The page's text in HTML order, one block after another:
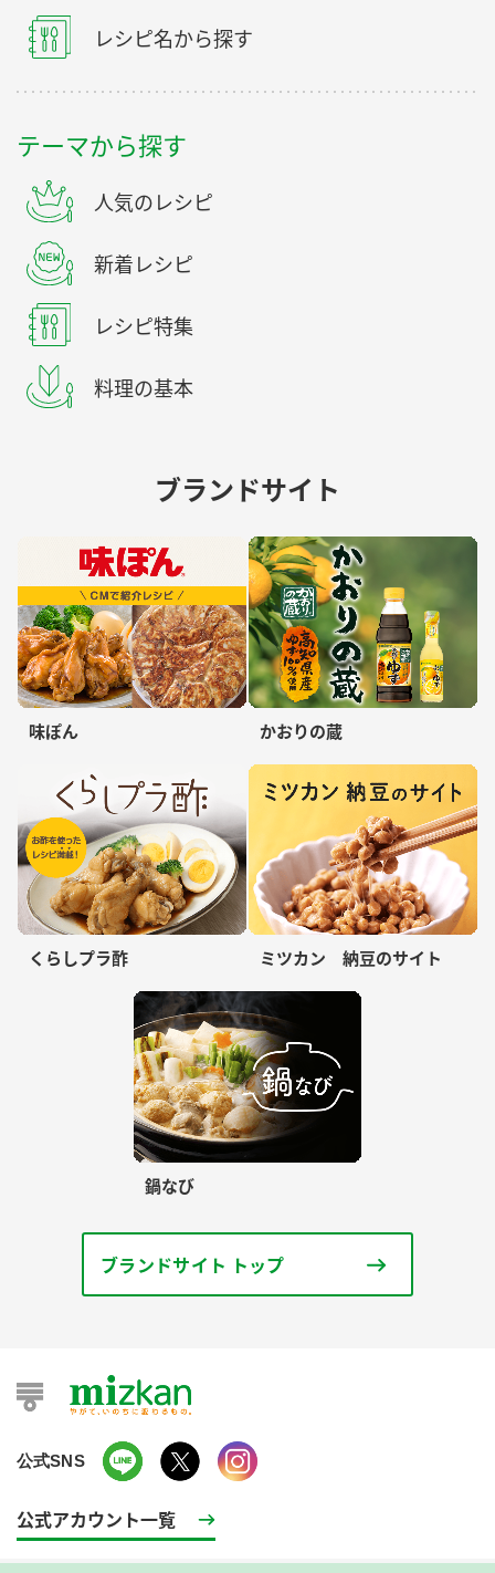
レシピ名から探す
テーマから探す
人気のレシピ
新着レシピ
レシピ特集
料理の基本
ブランドサイト
味ぽん かおりの蔵
くらしプラ酢 ミツカン 納豆のサイト
鍋なび
ブランドサイト トップ
公式SNS
公式アカウント一覧